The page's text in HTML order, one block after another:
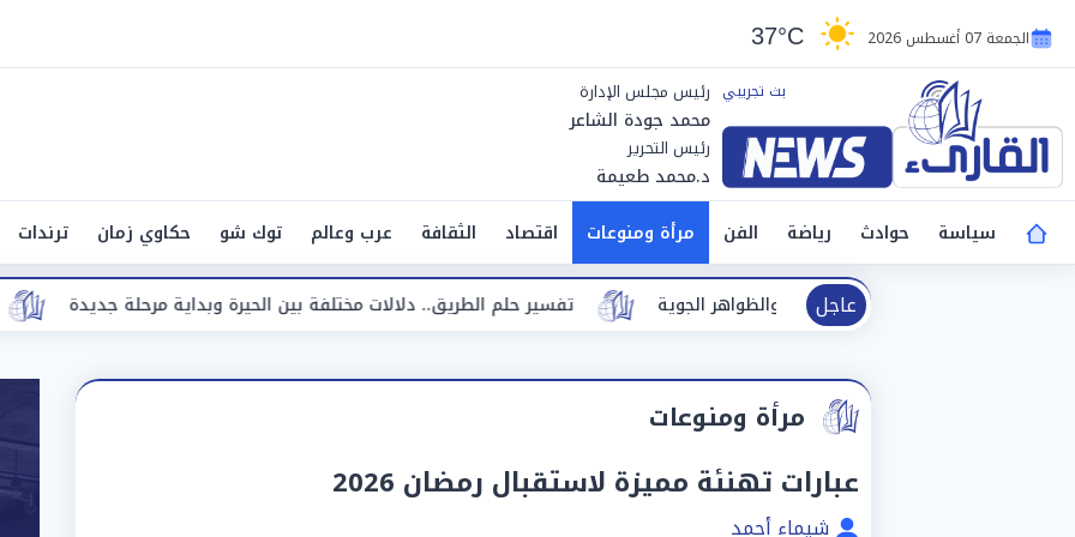
الجمعة 07 أغسطس 2026 37°C
رئيس مجلس الإدارة
محمد جودة الشاعر
رئيس التحرير
د.محمد طعيمة
سياسة
حوادث رياضة الفن مرأة ومنوعات اقتصاد الثقافة عرب وعالم توك شو حكاوي زمان ترندات
عاجل
«مقاضاة تفسير حلم الطريق.. دلالات مختلفة بين الحيرة وبداية مرحلة جديدة
مرأة ومنوعات
عبارات تهنئة مميزة لاستقبال رمضان 2026
شيماء أحمد